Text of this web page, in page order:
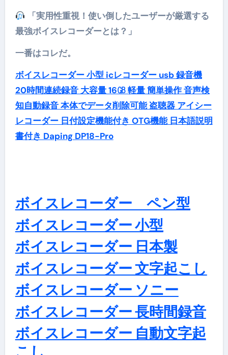
「実用性重視！使い倒したユーザーが厳選する
最強ボイスレコーダーとは？」
一番はコレだ。
ボイスレコーダー 小型 icレコーダー usb 録音機
20時間連続録音 大容量 16㎇ 軽量 簡単操作 音声検
知自動録音 本体でデータ削除可能 盗聴器 アイシー
レコーダー 日付設定機能付き OTG機能 日本語説明
書付き Daping DP18-Pro
ボイスレコーダー ペン型
ボイスレコーダー 小型
ボイスレコーダー 日本製
ボイスレコーダー 文字起こし
ボイスレコーダー ソニー
ボイスレコーダー 長時間録音
ボイスレコーダー 自動文字起
こし